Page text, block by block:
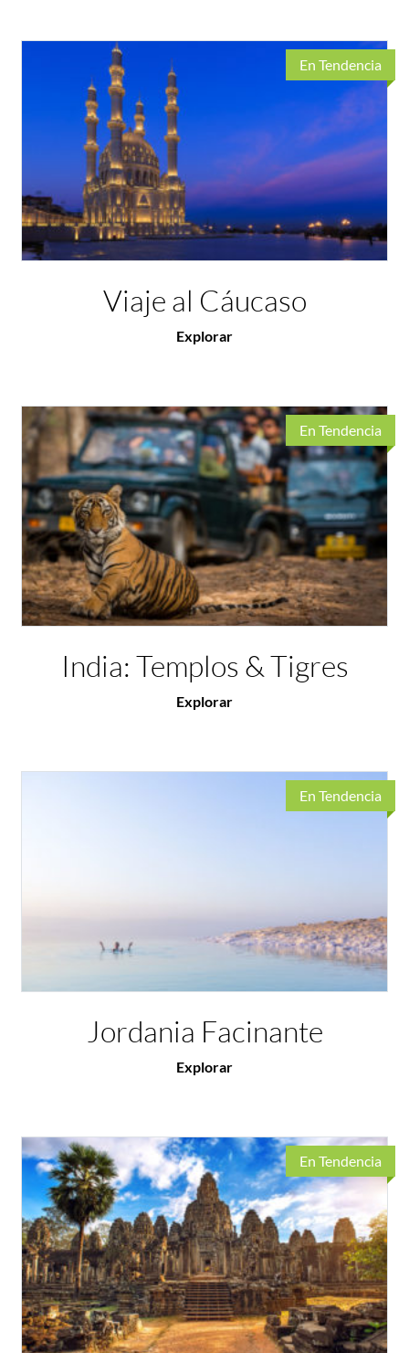
En Tendencia
Viaje al Cáucaso
Explorar
En Tendencia
India: Templos & Tigres
Explorar
En Tendencia
Jordania Facinante
Explorar
En Tendencia